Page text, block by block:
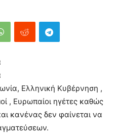
Ελληνική Κυβέρνηση ,
, Ευρωπαίοι ηγέτες καθώς
κανένας δεν φαίνεται να